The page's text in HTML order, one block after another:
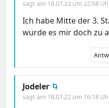
sagt am 18.07.22 um 22:58
Ich habe Mitte der 3.
wurde es mir doch zu
Jodeler 🌀
sagt am 18.07.22 um 16:18